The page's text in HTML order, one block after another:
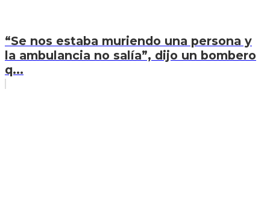
“Se nos estaba muriendo una persona y
la ambulancia no salía”, dijo un bombero
q...